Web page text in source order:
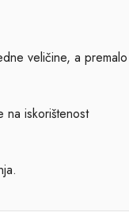
veličine, a premalo
na iskorištenost